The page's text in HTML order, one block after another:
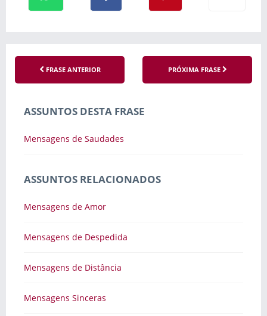
FRASE ANTERIOR PRÓXIMA FRASE
ASSUNTOS DESTA FRASE
Mensagens de Saudades
ASSUNTOS RELACIONADOS
Mensagens de Amor
Mensagens de Despedida
Mensagens de Distância
Mensagens Sinceras